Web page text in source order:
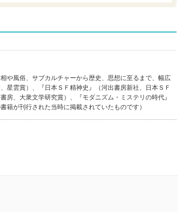
や風俗、サブカルチャーから歴史、思想に至るまで、幅広
星雲賞）、『日本ＳＦ精神史』（河出書房新社、日本ＳＦ
、大衆文学研究賞）、『モダニズム・ミステリの時代』
籍が刊行された当時に掲載されていたものです）